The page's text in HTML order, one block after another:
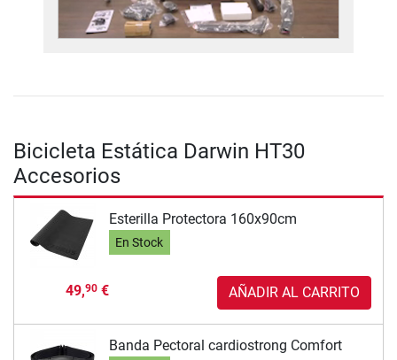
Bicicleta Estática Darwin HT30
Accesorios
Esterilla Protectora 160x90cm
En Stock
49,90€ AÑADIR AL CARRITO
Banda Pectoral cardiostrong Comfort